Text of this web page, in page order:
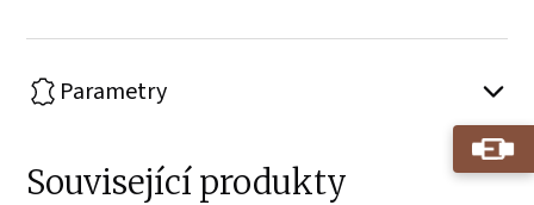
Parametry
Související produkty